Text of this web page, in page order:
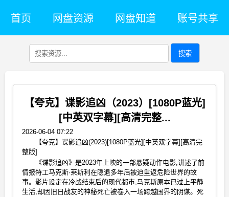
首页 网盘资源 网盘知道 账号共享
搜索
【夸克】谍影追凶（2023）[1080P蓝光]
[中英双字幕][高清完整...
2026-06-04 07:22
【夸克】谍影追凶(2023)[1080P蓝光][中英双字幕][高清完
整版]
《谍影追凶》是2023年上映的一部悬疑动作电影,讲述了前
情报特工马克斯·莱斯利在隐退多年后被迫重返危险世界的故
事。影片设定在冷战结束后的现代都市,马克斯原本已过上平静
生活,却因旧日战友的神秘死亡被卷入一场跨越国界的阴谋。死